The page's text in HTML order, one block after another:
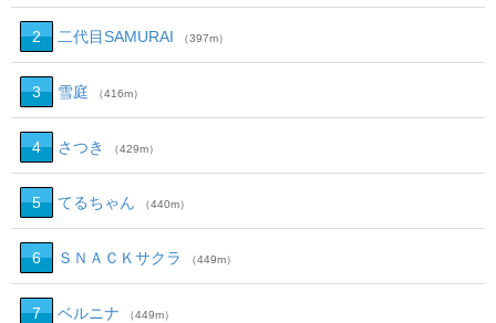
2 二代目SAMURAI （397m）
3 雪庭 （416m）
4 さつき （429m）
5 てるちゃん （440m）
6 ＳＮＡＣＫサクラ （449m）
7 ベルニナ （449m）